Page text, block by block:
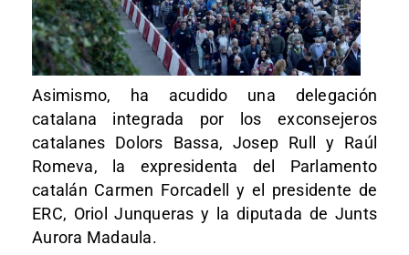
Asimismo, ha acudido una delegación
catalana integrada por los exconsejeros
catalanes Dolors Bassa, Josep Rull y Raúl
Romeva, la expresidenta del Parlamento
catalán Carmen Forcadell y el presidente de
ERC, Oriol Junqueras y la diputada de Junts
Aurora Madaula.